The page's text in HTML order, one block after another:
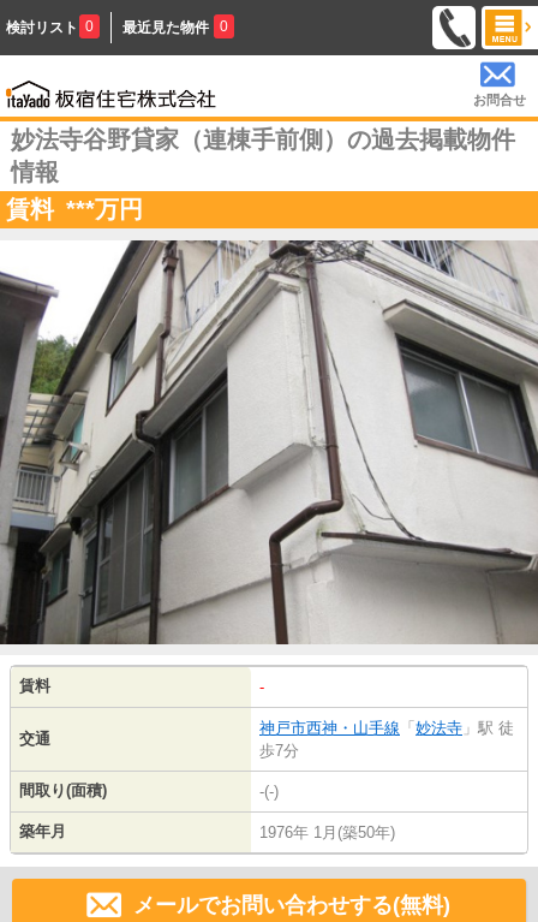
検討リスト 0 最近見た物件 0
お問合せ
妙法寺谷野貸家（連棟手前側）の過去掲載物件
情報
賃料 ***万円
賃料 -
交通
神戸市西神・山手線 「 妙法寺 」駅 徒
歩7分
間取り(面積) -(-)
築年月 1976年 1月(築50年)
メールでお問い合わせする(無料)